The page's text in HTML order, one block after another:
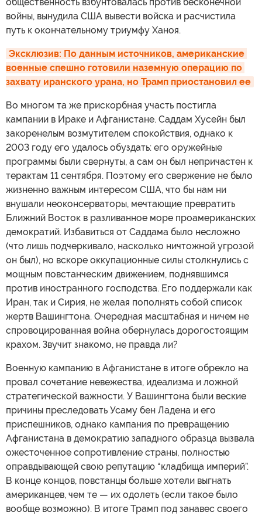
войны, вынудила США вывести войска и расчистила
путь к окончательному триумфу Ханоя.
Эксклюзив: По данным источников, американские
военные спешно готовили наземную операцию по
захвату иранского урана, но Трамп приостановил ее
Во многом та же прискорбная участь постигла
кампании в Ираке и Афганистане. Саддам Хусейн был
закоренелым возмутителем спокойствия, однако к
2003 году его удалось обуздать: его оружейные
программы были свернуты, а сам он был непричастен к
терактам 11 сентября. Поэтому его свержение не было
жизненно важным интересом США, что бы нам ни
внушали неоконсерваторы, мечтающие превратить
Ближний Восток в разливанное море проамериканских
демократий. Избавиться от Саддама было несложно
(что лишь подчеркивало, насколько ничтожной угрозой
он был), но вскоре оккупационные силы столкнулись с
мощным повстанческим движением, поднявшимся
против иностранного господства. Его поддержали как
Иран, так и Сирия, не желая пополнять собой список
жертв Вашингтона. Очередная масштабная и ничем не
спровоцированная война обернулась дорогостоящим
крахом. Звучит знакомо, не правда ли?
Военную кампанию в Афганистане в итоге обрекло на
провал сочетание невежества, идеализма и ложной
стратегической важности. У Вашингтона были веские
причины преследовать Усаму бен Ладена и его
приспешников, однако кампания по превращению
Афганистана в демократию западного образца вызвала
ожесточенное сопротивление страны, полностью
оправдывающей свою репутацию “кладбища империй”.
В конце концов, повстанцы больше хотели выгнать
американцев, чем те — их одолеть (если такое было
вообще возможно). В итоге Трамп под занавес своего